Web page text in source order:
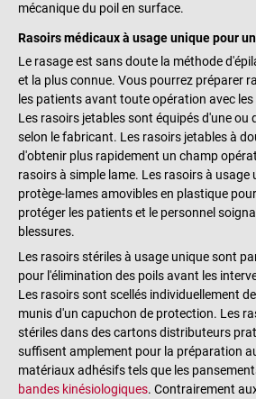
mécanique du poil en surface.
Rasoirs médicaux à usage unique pour
Le rasage est sans doute la méthode
et la plus connue. Vous pourrez préparer
les patients avant toute opération avec
Les rasoirs jetables sont équipés d'une ou
selon le fabricant. Les rasoirs jetables à
d'obtenir plus rapidement un champ
rasoirs à simple lame. Les rasoirs à usage
protège-lames amovibles en plastique
protéger les patients et le personnel
blessures.
Les rasoirs stériles à usage unique sont
pour l'élimination des poils avant les
Les rasoirs sont scellés individuellement
munis d'un capuchon de protection. Les
stériles dans des cartons distributeurs
suffisent amplement pour la préparation
matériaux adhésifs tels que les
bandes kinésiologiques. Contrairement